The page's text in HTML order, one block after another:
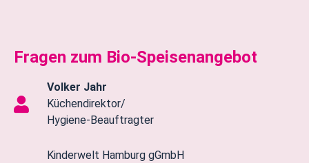
Fragen zum Bio-Speisenangebot
Volker Jahr
Küchendirektor/
Hygiene-Beauftragter
Kinderwelt Hamburg gGmbH